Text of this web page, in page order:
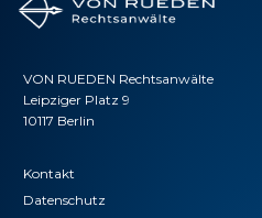
VON RUEDEN Rechtsanwälte
Leipziger Platz 9
10117 Berlin
Kontakt
Datenschutz